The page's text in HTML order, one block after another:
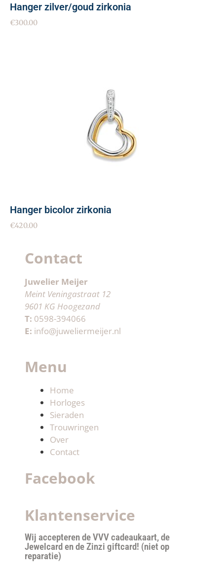
Hanger zilver/goud zirkonia
€300.00
Hanger bicolor zirkonia
€420.00
Contact
Juwelier Meijer
Meint Veningastraat 12
9601 KG Hoogezand
T: 0598-394066
E: info@juweliermeijer.nl
Menu
Home
Horloges
Sieraden
Trouwringen
Over
Contact
Facebook
Klantenservice
Wij accepteren de VVV cadeaukaart, de
Jewelcard en de Zinzi giftcard! (niet op
reparatie)